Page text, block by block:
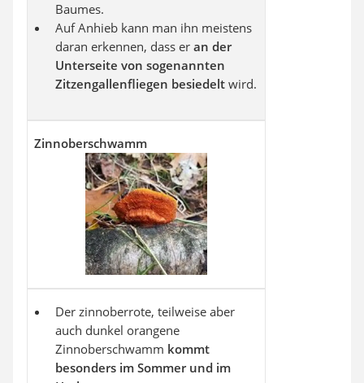
Baumes.
Auf Anhieb kann man ihn meistens
daran erkennen, dass er an der
Unterseite von sogenannten
Zitzengallenfliegen besiedelt wird.
Zinnoberschwamm
Der zinnoberrote, teilweise aber
auch dunkel orangene
Zinnoberschwamm kommt
besonders im Sommer und im